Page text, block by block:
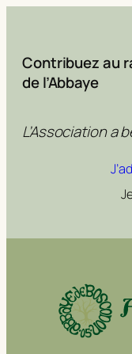
Contribuez au
de l’Abbaye
L’Association a